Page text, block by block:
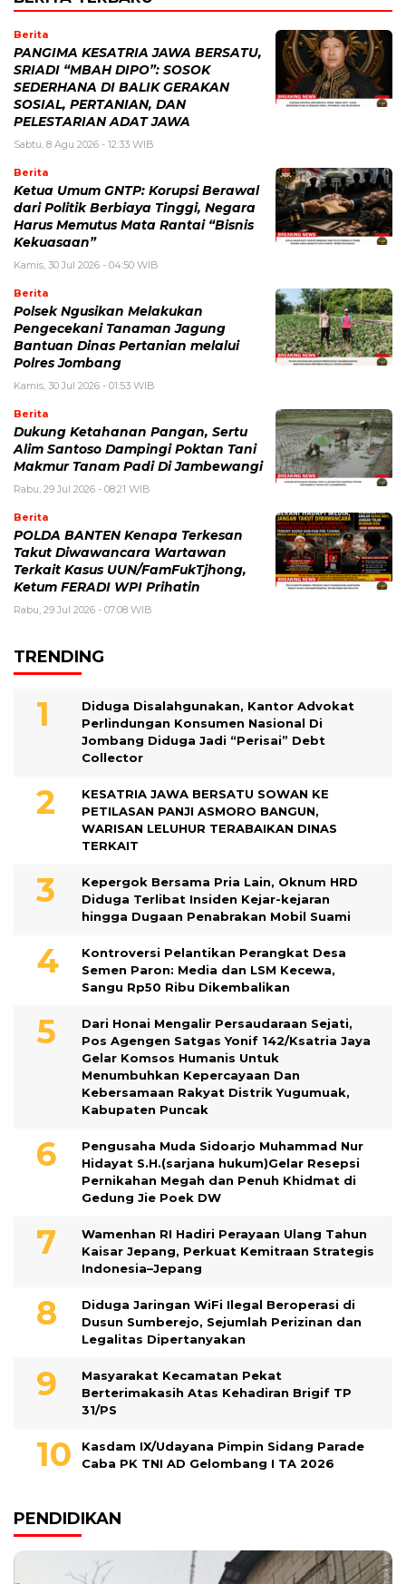
Berita
PANGIMA KESATRIA JAWA BERSATU,
SRIADI “MBAH DIPO”: SOSOK
SEDERHANA DI BALIK GERAKAN
SOSIAL, PERTANIAN, DAN
PELESTARIAN ADAT JAWA
Sabtu, 8 Agu 2026 - 12:33 WIB
Berita
Ketua Umum GNTP: Korupsi Berawal
dari Politik Berbiaya Tinggi, Negara
Harus Memutus Mata Rantai “Bisnis
Kekuasaan”
Kamis, 30 Jul 2026 - 04:50 WIB
Berita
Polsek Ngusikan Melakukan
Pengecekani Tanaman Jagung
Bantuan Dinas Pertanian melalui
Polres Jombang
Kamis, 30 Jul 2026 - 01:53 WIB
Berita
Dukung Ketahanan Pangan, Sertu
Alim Santoso Dampingi Poktan Tani
Makmur Tanam Padi Di Jambewangi
Rabu, 29 Jul 2026 - 08:21 WIB
Berita
POLDA BANTEN Kenapa Terkesan
Takut Diwawancara Wartawan
Terkait Kasus UUN/FamFukTjhong,
Ketum FERADI WPI Prihatin
Rabu, 29 Jul 2026 - 07:08 WIB
TRENDING
Diduga Disalahgunakan, Kantor Advokat
Perlindungan Konsumen Nasional Di
Jombang Diduga Jadi “Perisai” Debt
Collector
KESATRIA JAWA BERSATU SOWAN KE
PETILASAN PANJI ASMORO BANGUN,
WARISAN LELUHUR TERABAIKAN DINAS
TERKAIT
Kepergok Bersama Pria Lain, Oknum HRD
Diduga Terlibat Insiden Kejar-kejaran
hingga Dugaan Penabrakan Mobil Suami
Kontroversi Pelantikan Perangkat Desa
Semen Paron: Media dan LSM Kecewa,
Sangu Rp50 Ribu Dikembalikan
Dari Honai Mengalir Persaudaraan Sejati,
Pos Agengen Satgas Yonif 142/Ksatria Jaya
Gelar Komsos Humanis Untuk
Menumbuhkan Kepercayaan Dan
Kebersamaan Rakyat Distrik Yugumuak,
Kabupaten Puncak
Pengusaha Muda Sidoarjo Muhammad Nur
Hidayat S.H.(sarjana hukum)Gelar Resepsi
Pernikahan Megah dan Penuh Khidmat di
Gedung Jie Poek DW
Wamenhan RI Hadiri Perayaan Ulang Tahun
Kaisar Jepang, Perkuat Kemitraan Strategis
Indonesia–Jepang
Diduga Jaringan WiFi Ilegal Beroperasi di
Dusun Sumberejo, Sejumlah Perizinan dan
Legalitas Dipertanyakan
Masyarakat Kecamatan Pekat
Berterimakasih Atas Kehadiran Brigif TP
31/PS
Kasdam IX/Udayana Pimpin Sidang Parade
Caba PK TNI AD Gelombang I TA 2026
PENDIDIKAN